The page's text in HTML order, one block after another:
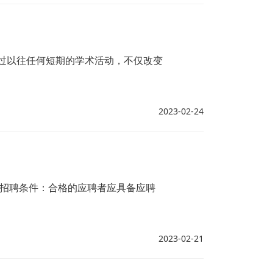
以往任何短期的学术活动，不仅改变
2023-02-24
聘条件：合格的应聘者应具备应聘
2023-02-21